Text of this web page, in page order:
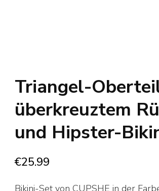
Triangel-
überkreuztem
und Hipster-
€25.99